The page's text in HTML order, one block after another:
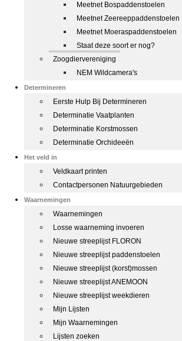
Meetnet Bospaddenstoelen
Meetnet Zeereeppaddenstoelen
Meetnet Moeraspaddenstoelen
Staat deze soort er nog?
Zoogdiervereniging
NEM Wildcamera's
Determineren
Eerste Hulp Bij Determineren
Determinatie Vaatplanten
Determinatie Korstmossen
Determinatie Orchideeën
Het veld in
Veldkaart printen
Contactpersonen Natuurgebieden
Waarnemingen
Waarnemingen
Losse waarneming invoeren
Nieuwe streeplijst FLORON
Nieuwe streeplijst paddenstoelen
Nieuwe streeplijst (korst)mossen
Nieuwe streeplijst ANEMOON
Nieuwe streeplijst weekdieren
Mijn Lijsten
Mijn Waarnemingen
Lijsten zoeken